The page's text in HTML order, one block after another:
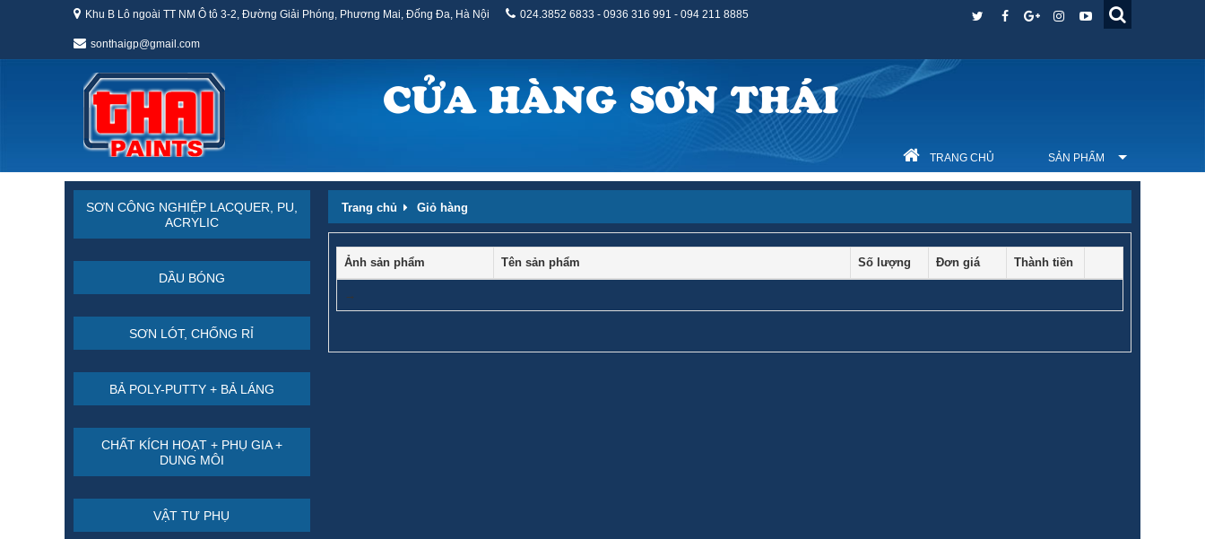
Khu B Lô ngoài TT NM Ô tô 3-2, Đường Giải Phóng, Phương Mai, Đống Đa, Hà Nội 024.3852 6833 - 0936 316 991 - 094 211 8885
sonthaigp@gmail.com
CỬA HÀNG SƠN THÁI
TRANG CHỦ SẢN PHẨM
SƠN CÔNG NGHIỆP LACQUER, PU,
ACRYLIC
DẦU BÓNG
SƠN LÓT, CHỐNG RỈ
BẢ POLY-PUTTY + BẢ LÁNG
CHẤT KÍCH HOẠT + PHỤ GIA +
DUNG MÔI
VẬT TƯ PHỤ
Trang chủ Giỏ hàng
Ảnh sản phẩm Tên sản phẩm Số lượng Đơn giá Thành tiền
→